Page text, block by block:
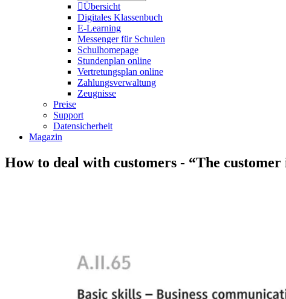
Übersicht
Digitales Klassenbuch
E-Learning
Messenger für Schulen
Schulhomepage
Stundenplan online
Vertretungsplan online
Zahlungsverwaltung
Zeugnisse
Preise
Support
Datensicherheit
Magazin
How to deal with customers - “The